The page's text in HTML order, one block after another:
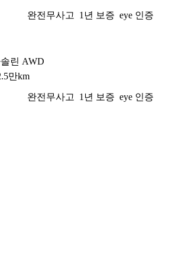
완전무사고 1년 보증 eye 인증
린 AWD
만km
완전무사고 1년 보증 eye 인증